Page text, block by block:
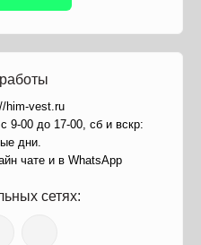
him-vest.ru
9-00 до 17-00, сб и вскр:
дни.
чате и в WhatsApp
сетях: